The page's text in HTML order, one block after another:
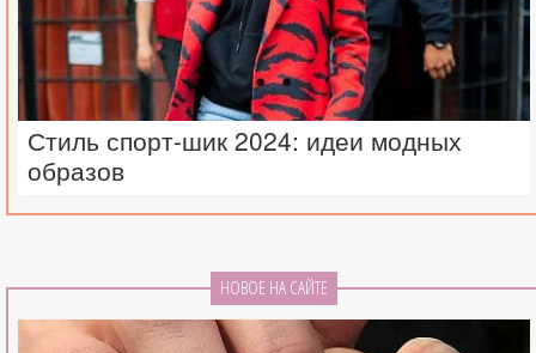
Стиль спорт-шик 2024: идеи модных
образов
НОВОЕ НА САЙТЕ